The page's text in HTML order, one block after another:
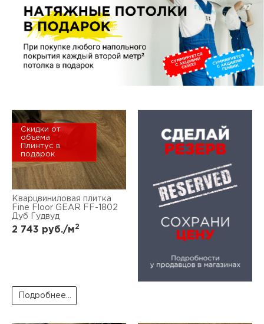
Скидки от
объема
Плинтус в
подарок
Кварцвиниловая плитка
Fine Floor GEAR FF-1802
Дуб Гудвуд
2 743 руб./м2
Подробнее...